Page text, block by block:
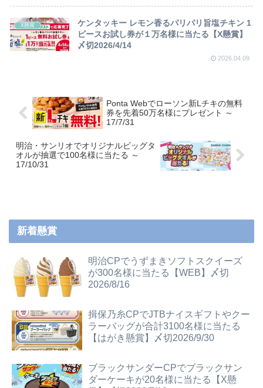
X懸賞
ケンタッキー レモン香るパリパリ旨塩チキン 1
ピースお試し券が１万名様に当たる【X懸賞】
〆切2026/4/14
2026.04.09
Ponta Webでローソン新Lチキの無料
券を先着50万名様にプレゼント ～
17/7/31
明治・サンリオでオリジナルビッグタ
オルが抽選で100名様に当たる ～
17/10/31
新着懸賞
明治CPでうずまきソフトスクイーズ
が300名様に当たる【WEB】〆切
2026/8/16
揖保乃糸CPでJTBナイスギフトやクー
ラーバッグが合計3100名様に当たる
【はがき懸賞】〆切2026/9/30
ブラックサンダーCPでブラックサン
ダーケーキが20名様に当たる【X懸